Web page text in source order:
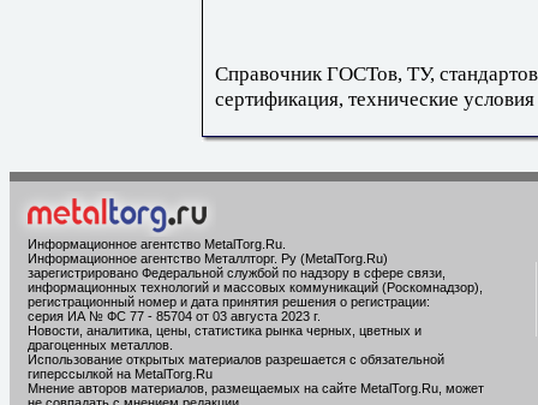
Справочник ГОСТов, ТУ,
сертификация, технические условия
Информационное агентство MetalTorg.Ru
Информационное агентство Металлторг. Ру (MetalTorg.Ru)
зарегистрировано Федеральной службой по надзору в сфере связи,
информационных технологий и массовых коммуникаций (Роскомнадзор),
регистрационный номер и дата принятия решения о регистрации:
серия ИА № ФС 77 - 85704 от 03 августа 2023 г.
Новости, аналитика, цены, статистика рынка черных, цветных и
драгоценных металлов.
Использование открытых материалов разрешается с обязательной
гиперссылкой на MetalTorg.Ru
Мнение авторов материалов, размещаемых на сайте MetalTorg.Ru, может